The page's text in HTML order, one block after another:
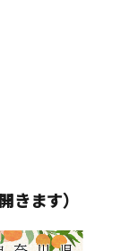
きます）